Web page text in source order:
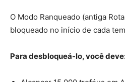
O Modo Ranqueado (antiga
bloqueado no início de cada
Para desbloqueá-lo, você